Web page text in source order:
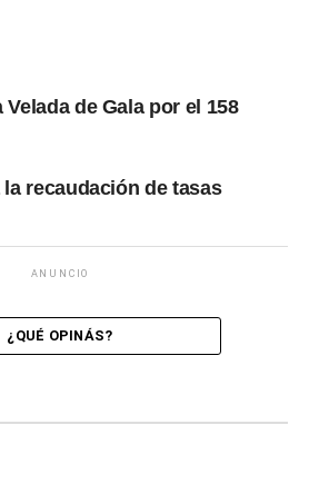
de Gala por el 158
recaudación de tasas
ANUNCIO
¿QUÉ OPINÁS?